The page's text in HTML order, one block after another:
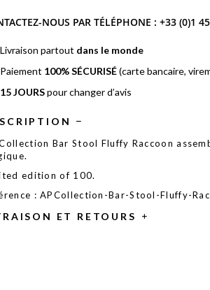
NOUS PAR TÉLÉPHONE : +33 (0)1
Livraison partout dans le monde
Paiement 100% SÉCURISÉ(carte bancaire,
15 JOURSpour changer d’avis
Bar Stool Fluffy Raccoon
edition of 100.
: APCollection-Bar-Stool-Fluffy-
ET RETOURS